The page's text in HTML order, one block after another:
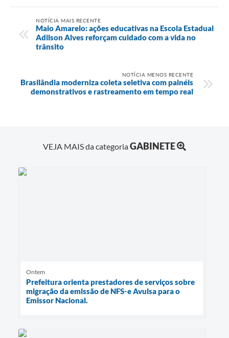
NOTÍCIA MAIS RECENTE
Maio Amarelo: ações educativas na Escola Estadual
Adilson Alves reforçam cuidado com a vida no
trânsito
NOTÍCIA MENOS RECENTE
Brasilândia moderniza coleta seletiva com painéis
demonstrativos e rastreamento em tempo real
VEJA MAIS da categoriaGABINETE
Ontem
Prefeitura orienta prestadores de serviços sobre
migração da emissão de NFS-e Avulsa para o
Emissor Nacional.